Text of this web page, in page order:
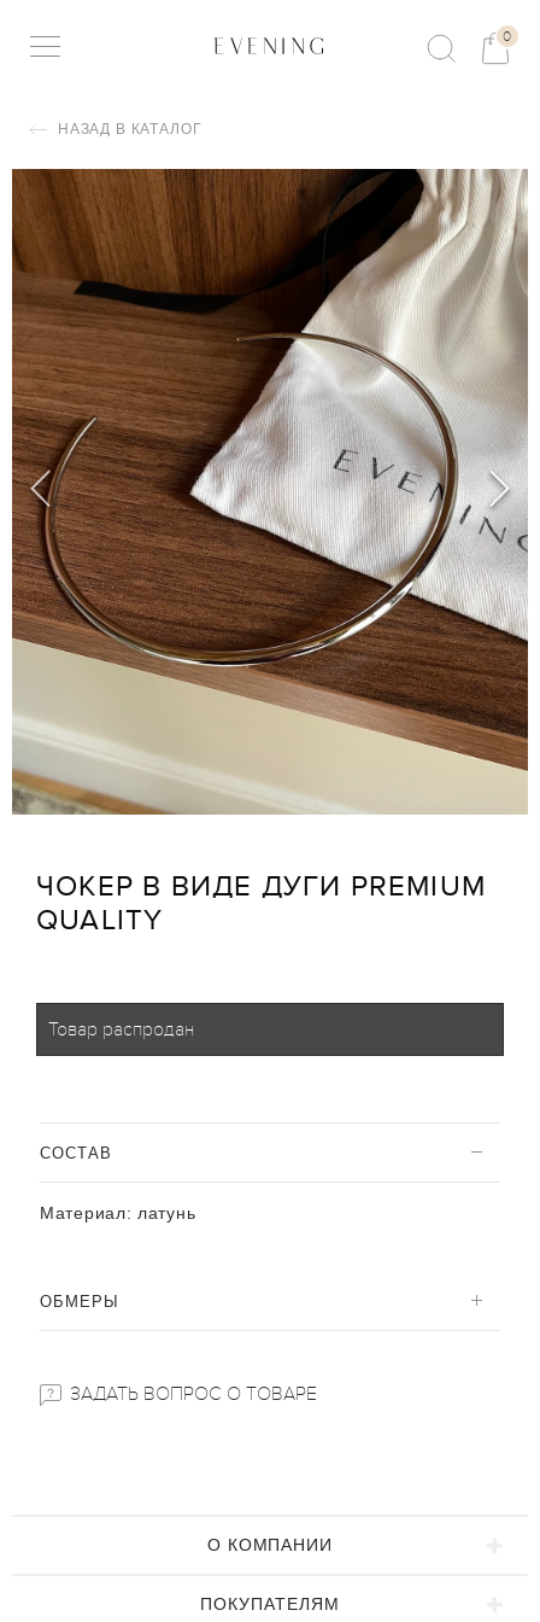
0
НАЗАД В КАТАЛОГ
ЧОКЕР В ВИДЕ ДУГИ PREMIUM
QUALITY
Товар распродан
CОСТАВ
Материал: латунь
ОБМЕРЫ
ЗАДАТЬ ВОПРОС О ТОВАРЕ
О КОМПАНИИ
ПОКУПАТЕЛЯМ